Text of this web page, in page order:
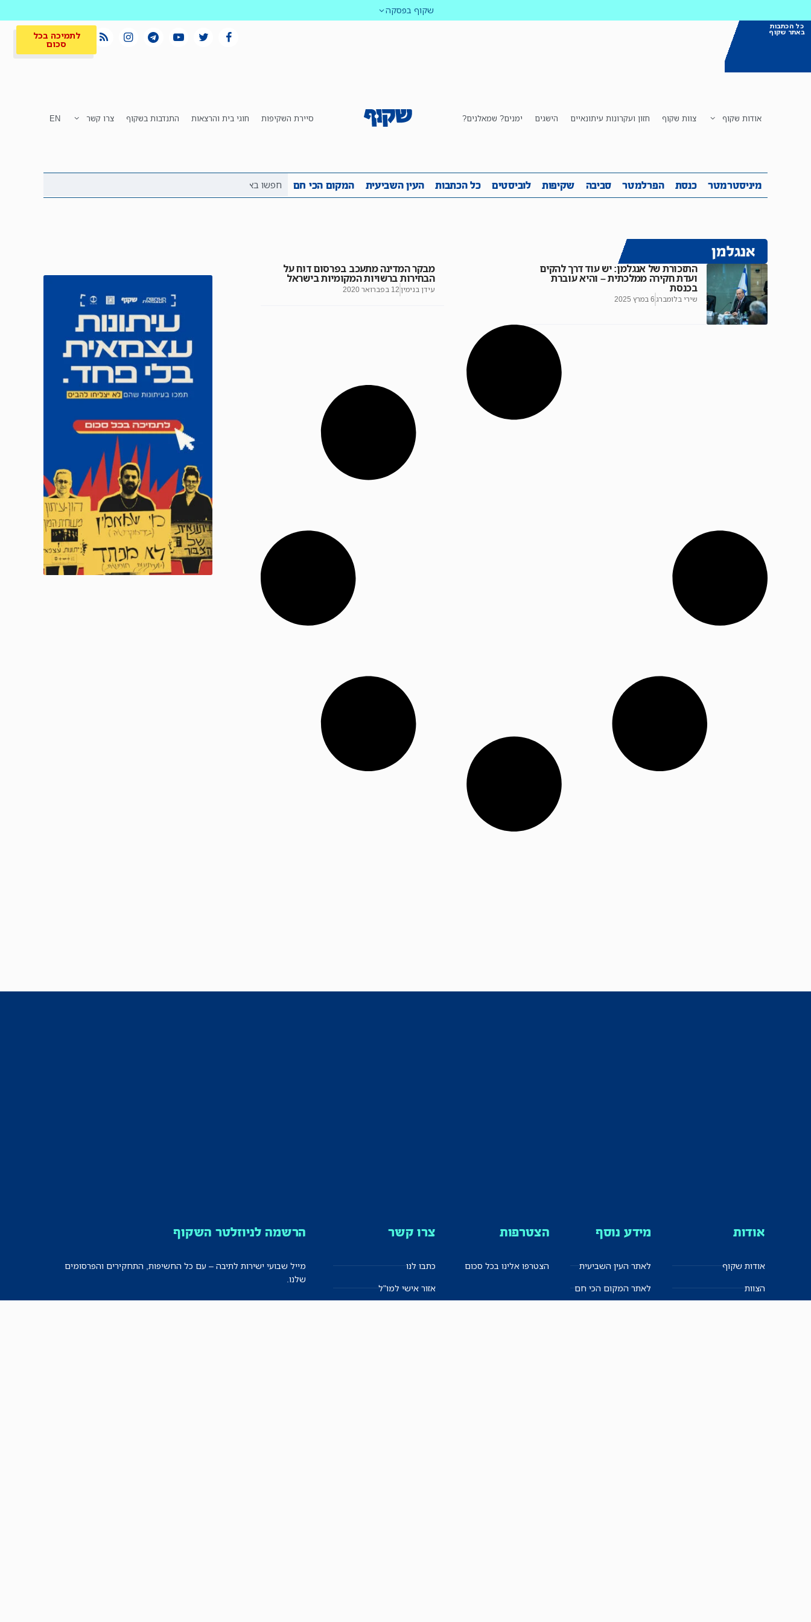
שקוף בפסקה
כל הכתבות
באתר שקוף לתמיכה בכל
סכום
אודות שקוף צוות שקוף חזון ועקרונות עיתונאיים הישגים ימנים? שמאלנים? סיירת השקיפות חוגי בית והרצאות התנדבות בשקוף צרו קשר EN
מיניסטרמטר כנסת הפרלמטר סביבה שקיפות לוביסטים כל הכתבות העין השביעית המקום הכי חם
מיניסטרמטר כנסת הפרלמטר סביבה שקיפות לוביסטים כל הכתבות העין השביעית המקום הכי חם לתמיכה בכל
אנגלמן
התזכורת של אנגלמן: יש עוד דרך להקים
ועדת חקירה ממלכתית – והיא עוברת
בכנסת
שירי בלומברג6 במרץ 2025
מבקר המדינה מתעכב בפרסום דוח על
הבחירות ברשויות המקומיות בישראל
עידן בנימין 12 בפברואר 2020
אודות
אודות שקוף
הצוות
מידע נוסף
לאתר העין השביעית
לאתר המקום הכי חם
הצטרפות
הצטרפו אלינו בכל סכום
צרו קשר
כתבו לנו
אזור אישי למו"ל
הרשמה לניוזלטר השקוף
מייל שבועי ישירות לתיבה – עם כל החשיפות, התחקירים והפרסומים
שלנו.